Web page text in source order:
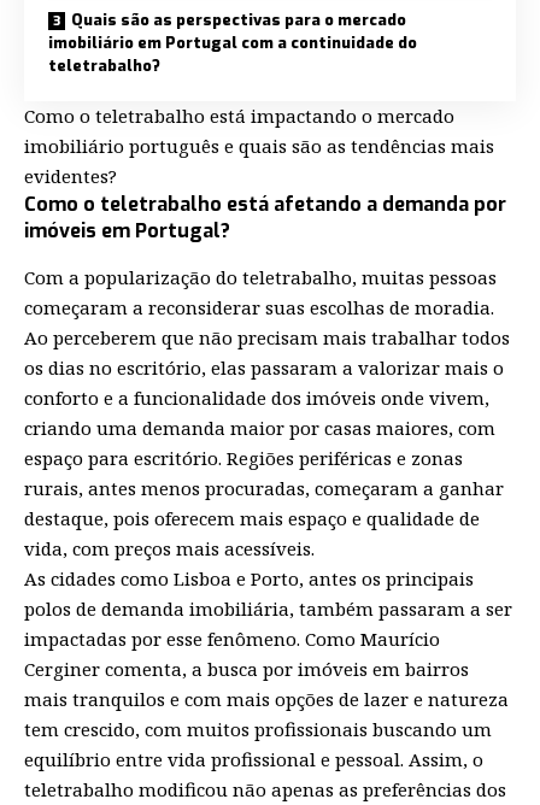
Quais são as perspectivas para o mercado
imobiliário em Portugal com a continuidade do
teletrabalho?
Como o teletrabalho está impactando o mercado
imobiliário português e quais são as tendências mais
evidentes?
Como o teletrabalho está afetando a demanda por
imóveis em Portugal?
Com a popularização do teletrabalho, muitas pessoas
começaram a reconsiderar suas escolhas de moradia.
Ao perceberem que não precisam mais trabalhar todos
os dias no escritório, elas passaram a valorizar mais o
conforto e a funcionalidade dos imóveis onde vivem,
criando uma demanda maior por casas maiores, com
espaço para escritório. Regiões periféricas e zonas
rurais, antes menos procuradas, começaram a ganhar
destaque, pois oferecem mais espaço e qualidade de
vida, com preços mais acessíveis.
As cidades como Lisboa e Porto, antes os principais
polos de demanda imobiliária, também passaram a ser
impactadas por esse fenômeno. Como Maurício
Cerginer comenta, a busca por imóveis em bairros
mais tranquilos e com mais opções de lazer e natureza
tem crescido, com muitos profissionais buscando um
equilíbrio entre vida profissional e pessoal. Assim, o
teletrabalho modificou não apenas as preferências dos